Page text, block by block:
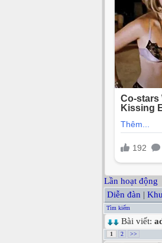
Lần hoạt động
Diễn đàn |
Tìm kiếm
Bài viết:
1 2 >>